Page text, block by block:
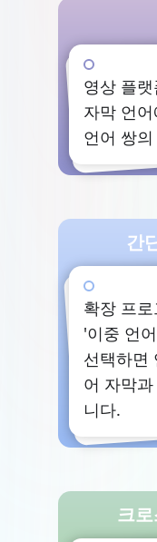
영상 플
자막 언
언어 쌍
간
확장 프
'이중 언
선택하면
어 자막
니다.
크